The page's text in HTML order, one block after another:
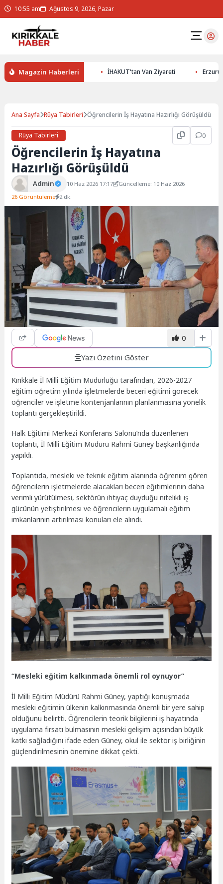
10:55 am Ağustos 9, 2026, Pazar
Magazin Haberleri
Gizemlerini Keşfedin İHAKUT'tan Van Ziyareti
Ana Sayfa Rüya Tabirleri Öğrencilerin İş Hayatına Hazırlığı Görüşüldü
Rüya Tabirleri 0
Öğrencilerin İş Hayatına
Hazırlığı Görüşüldü
Admin 10 Haz 2026 17:17
Güncelleme: 10 Haz 2026
26 Görüntüleme 2 dk.
0
Yazı Özetini Göster
Kırıkkale İl Milli Eğitim Müdürlüğü tarafından, 2026-2027
eğitim öğretim yılında işletmelerde beceri eğitimi görecek
öğrenciler ve işletme kontenjanlarının planlanmasına yönelik
toplantı gerçekleştirildi.
Halk Eğitimi Merkezi Konferans Salonu’nda düzenlenen
toplantı, İl Milli Eğitim Müdürü Rahmi Güney başkanlığında
yapıldı.
Toplantıda, mesleki ve teknik eğitim alanında öğrenim gören
öğrencilerin işletmelerde alacakları beceri eğitimlerinin daha
verimli yürütülmesi, sektörün ihtiyaç duyduğu nitelikli iş
gücünün yetiştirilmesi ve öğrencilerin uygulamalı eğitim
imkanlarının artırılması konuları ele alındı.
“Mesleki eğitim kalkınmada önemli rol oynuyor”
İl Milli Eğitim Müdürü Rahmi Güney, yaptığı konuşmada
mesleki eğitimin ülkenin kalkınmasında önemli bir yere sahip
olduğunu belirtti. Öğrencilerin teorik bilgilerini iş hayatında
uygulama fırsatı bulmasının mesleki gelişim açısından büyük
katkı sağladığını ifade eden Güney, okul ile sektör iş birliğinin
güçlendirilmesinin önemine dikkat çekti.